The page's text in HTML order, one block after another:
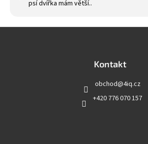
psí dvířka mám větší..
Kontakt
obchod@4iq.cz
+420 776 070 157